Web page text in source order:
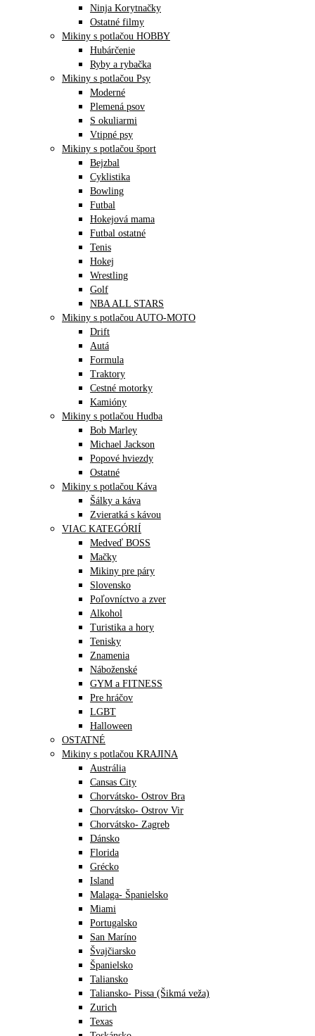
Ninja Korytnačky
Ostatné filmy
Mikiny s potlačou HOBBY
Hubárčenie
Ryby a rybačka
Mikiny s potlačou Psy
Moderné
Plemená psov
S okuliarmi
Vtipné psy
Mikiny s potlačou šport
Bejzbal
Cyklistika
Bowling
Futbal
Hokejová mama
Futbal ostatné
Tenis
Hokej
Wrestling
Golf
NBA ALL STARS
Mikiny s potlačou AUTO-MOTO
Drift
Autá
Formula
Traktory
Cestné motorky
Kamióny
Mikiny s potlačou Hudba
Bob Marley
Michael Jackson
Popové hviezdy
Ostatné
Mikiny s potlačou Káva
Šálky a káva
Zvieratká s kávou
VIAC KATEGÓRIÍ
Medveď BOSS
Mačky
Mikiny pre páry
Slovensko
Poľovníctvo a zver
Alkohol
Turistika a hory
Tenisky
Znamenia
Náboženské
GYM a FITNESS
Pre hráčov
LGBT
Halloween
OSTATNÉ
Mikiny s potlačou KRAJINA
Austrália
Cansas City
Chorvátsko- Ostrov Bra
Chorvátsko- Ostrov Vir
Chorvátsko- Zagreb
Dánsko
Florida
Grécko
Island
Malaga- Španielsko
Miami
Portugalsko
San Maríno
Švajčiarsko
Španielsko
Taliansko
Taliansko- Pissa (Šikmá veža)
Zurich
Texas